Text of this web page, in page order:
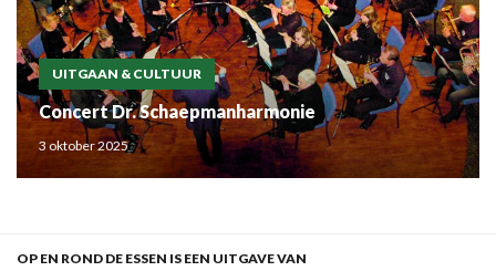
UITGAAN & CULTUUR
Concert Dr. Schaepmanharmonie
3 oktober 2025
OP EN ROND DE ESSEN IS EEN UITGAVE VAN